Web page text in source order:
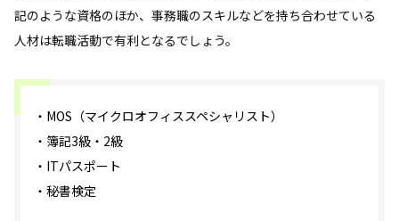
記のような資格のほか、事務職のスキルなどを持ち合わせている
人材は転職活動で有利となるでしょう。
・MOS（マイクロオフィススペシャリスト）
・簿記3級・2級
・ITパスポート
・秘書検定